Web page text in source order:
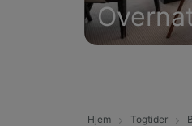
Hjem Togtider